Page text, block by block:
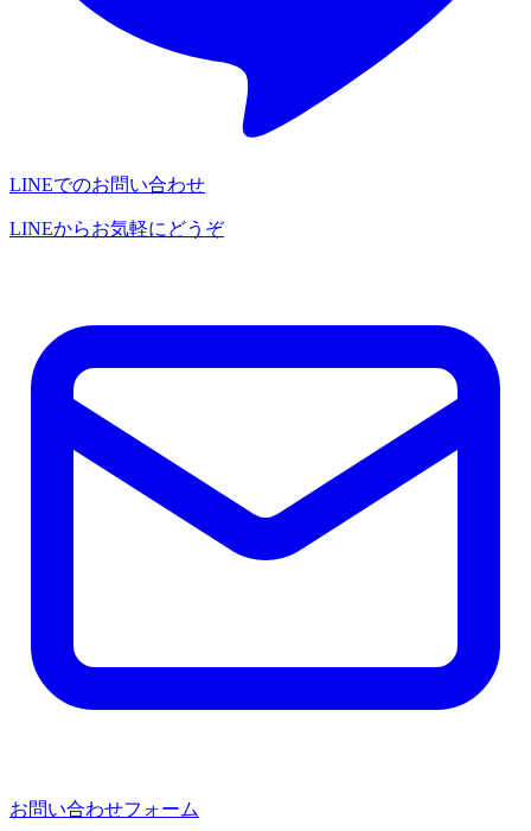
LINEでのお問い合わせ
LINEからお気軽にどうぞ
お問い合わせフォーム